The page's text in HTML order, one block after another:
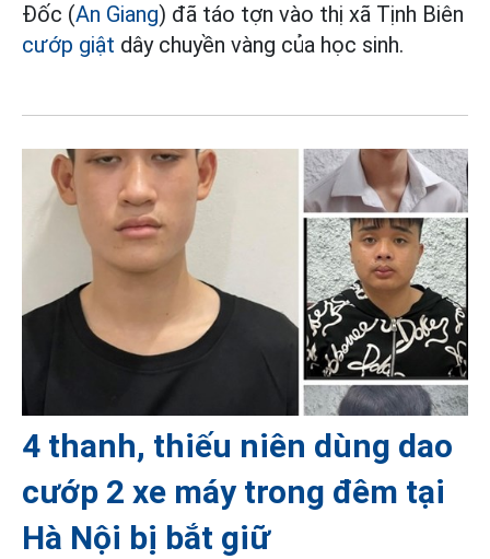
Đốc (An Giang) đã táo tợn vào thị xã Tịnh Biên
cướp giật dây chuyền vàng của học sinh.
4 thanh, thiếu niên dùng dao
cướp 2 xe máy trong đêm tại
Hà Nội bị bắt giữ